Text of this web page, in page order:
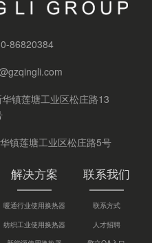
86820384
镇莲塘工业区松庄路13
镇莲塘工业区松庄路5号
解决方案
暖通行业使用换热器
纺织工业使用换热器
联系我们
联系方式
人才招聘